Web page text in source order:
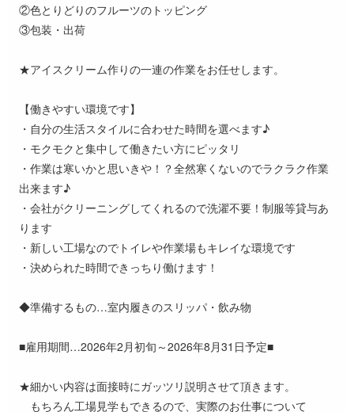
②色とりどりのフルーツのトッピング
③包装・出荷
★アイスクリーム作りの一連の作業をお任せします。
【働きやすい環境です】
・自分の生活スタイルに合わせた時間を選べます♪
・モクモクと集中して働きたい方にピッタリ
・作業は寒いかと思いきや！？全然寒くないのでラクラク作業
出来ます♪
・会社がクリーニングしてくれるので洗濯不要！制服等貸与あ
ります
・新しい工場なのでトイレや作業場もキレイな環境です
・決められた時間できっちり働けます！
◆準備するもの…室内履きのスリッパ・飲み物
■雇用期間…2026年2月初旬～2026年8月31日予定■
★細かい内容は面接時にガッツリ説明させて頂きます。
もちろん工場見学もできるので、実際のお仕事について